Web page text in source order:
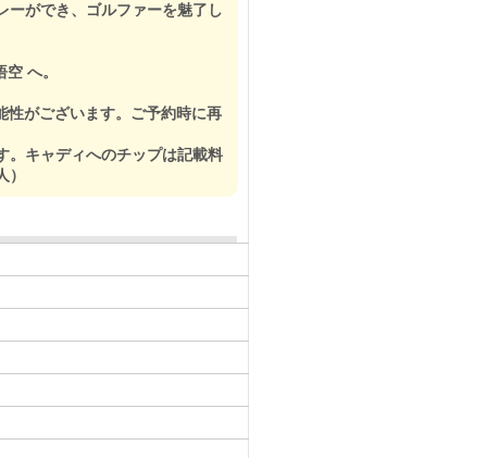
ーができ、ゴルファーを魅了し
へ。
がございます。ご予約時に再
。キャディへのチップは記載料